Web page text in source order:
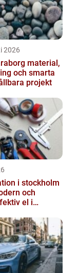
2026
material,
och smarta
projekt
i stockholm
och
el i